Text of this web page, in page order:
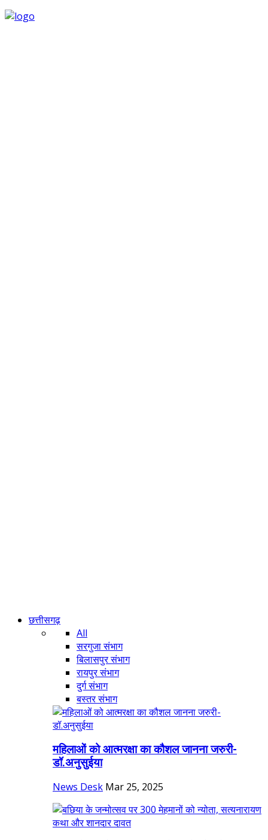
छत्तीसगढ़
All
सरगुजा संभाग
बिलासपुर संभाग
रायपुर संभाग
दुर्ग संभाग
बस्तर संभाग
महिलाओं को आत्मरक्षा का कौशल जानना जरुरी-
डॉ.अनुसुईया
News Desk Mar 25, 2025